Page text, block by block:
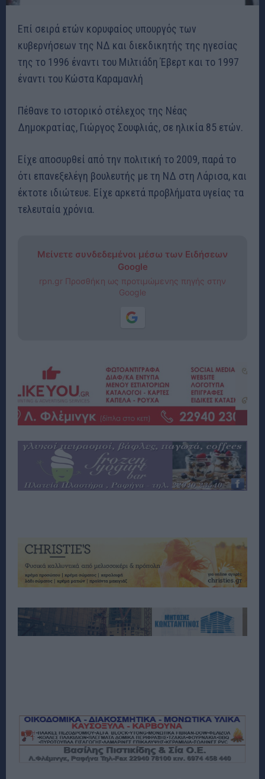
Επί σειρά ετών κορυφαίος υπουργός των
κυβερνήσεων της ΝΔ και διεκδικητής της ηγεσίας
της το 1996 έναντι του Μιλτιάδη Έβερτ και το 1997
έναντι του Κώστα Καραμανλή
Πέθανε το ιστορικό στέλεχος της Νέας
Δημοκρατίας, Γιώργος Σουφλιάς, σε ηλικία 85 ετών.
Είχε αποσυρθεί από την πολιτική το 2009, παρά το
ότι επανεξελέγη βουλευτής με τη ΝΔ στη Λάρισα, και
έκτοτε ιδιώτευε. Είχε αρκετά προβλήματα υγείας τα
τελευταία χρόνια.
Μείνετε συνδεδεμένοι μέσω των Ειδήσεων
Google
rpn.gr Προσθήκη ως προτιμώμενης πηγής στην
Google